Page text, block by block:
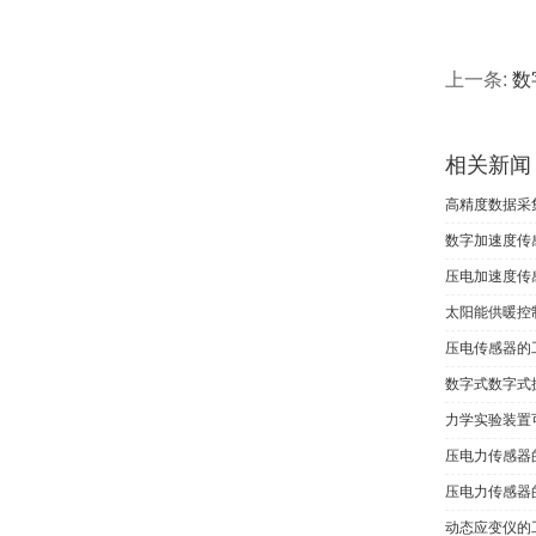
上一条: 数
相关新闻
高精度数据采
数字加速度传
压电加速度传
太阳能供暖控
压电传感器的
数字式数字式
力学实验装
压电力传感器
压电力传感器
动态应变仪的